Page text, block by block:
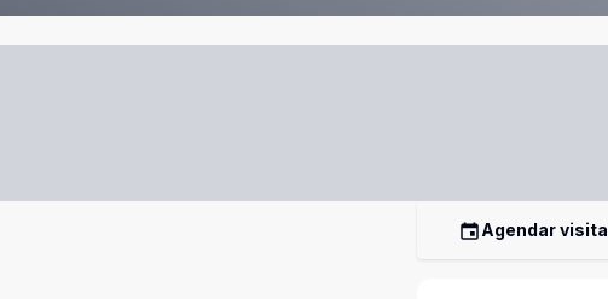
Agendar visita